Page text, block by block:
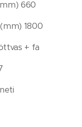
660
1800
+ fa